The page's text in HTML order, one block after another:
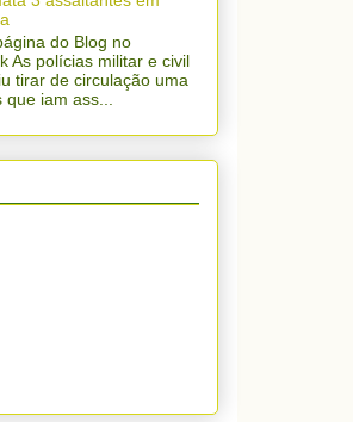
do Blog no
As polícias militar e civil
tirar de circulação uma
iam ass...